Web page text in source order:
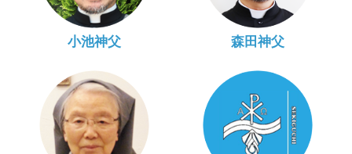
小池神父 森田神父